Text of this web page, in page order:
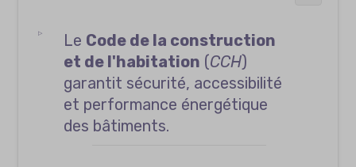
Le Code de la construction
et de l'habitation (CCH)
garantit sécurité, accessibilité
et performance énergétique
des bâtiments.